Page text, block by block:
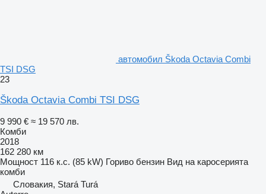
автомобил Škoda Octavia Combi
TSI DSG
23
Škoda Octavia Combi TSI DSG
9 990 € ≈ 19 570 лв.
Комби
2018
162 280 км
Мощност 116 к.с. (85 kW) Гориво бензин Вид на каросерията
комби
Словакия, Stará Turá